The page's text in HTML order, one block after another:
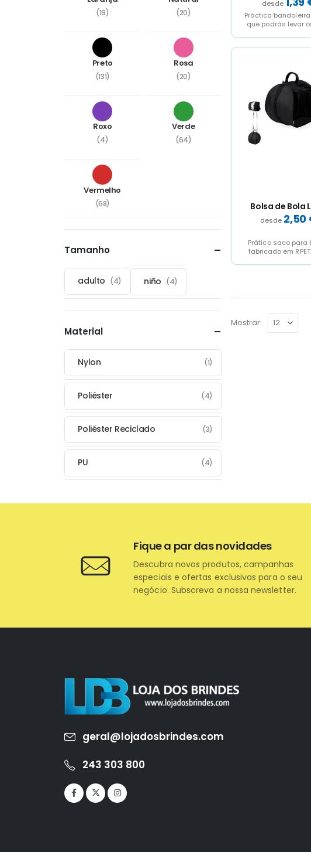
Práctica
que podrás levar
á...
Bolsa de Bola
2,50
Prático saco para
fabricado em
Mostrar:
(19) (20)
Preto
(131)
Rosa
(20)
Roxo
(4)
Verde
(64)
Vermelho
(68)
Tamanho
adulto (4) niño (4)
Material
Nylon (1)
Poliéster (4)
Poliéster Reciclado (3)
PU (4)
Fique a par das novidades
Descubra novos produtos, campanhas
especiais e ofertas exclusivas para o seu
negócio. Subscreva a nossa newsletter.
geral@lojadosbrindes.com
243 303 800